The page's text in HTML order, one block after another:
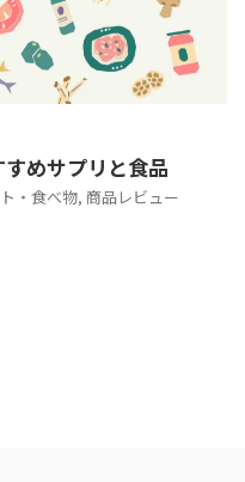
めサプリと食品
・食べ物, 商品レビュー